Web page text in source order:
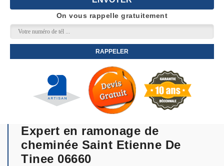
On vous rappelle gratuitement
Expert en ramonage de
cheminée Saint Etienne De
Tinee 06660